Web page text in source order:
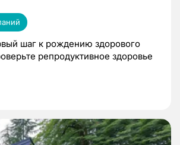
шаг к рождению здорового
репродуктивное здоровье